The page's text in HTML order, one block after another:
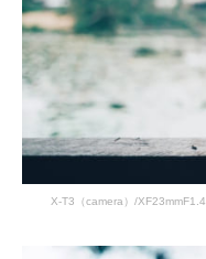
X-T3（camera）/